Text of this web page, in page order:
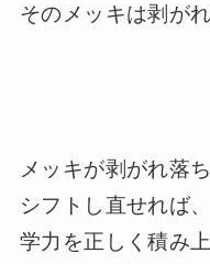
そのメッキは剥が
メッキが剥がれ落
シフトし直せれば
学力を正しく積み